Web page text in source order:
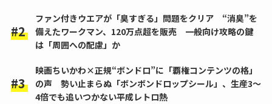
ファン付きウエアが「臭すぎる」問題をクリア “消臭”を
備えたワークマン、120万点超を販売 一般向け攻略の鍵
は「周囲への配慮」か
映画ちいかわ×正規“ボンドロ”に「覇権コンテンツの格」
の声 勢い止まらぬ「ボンボンドロップシール」、生産3～
4倍でも追いつかない平成レトロ熱